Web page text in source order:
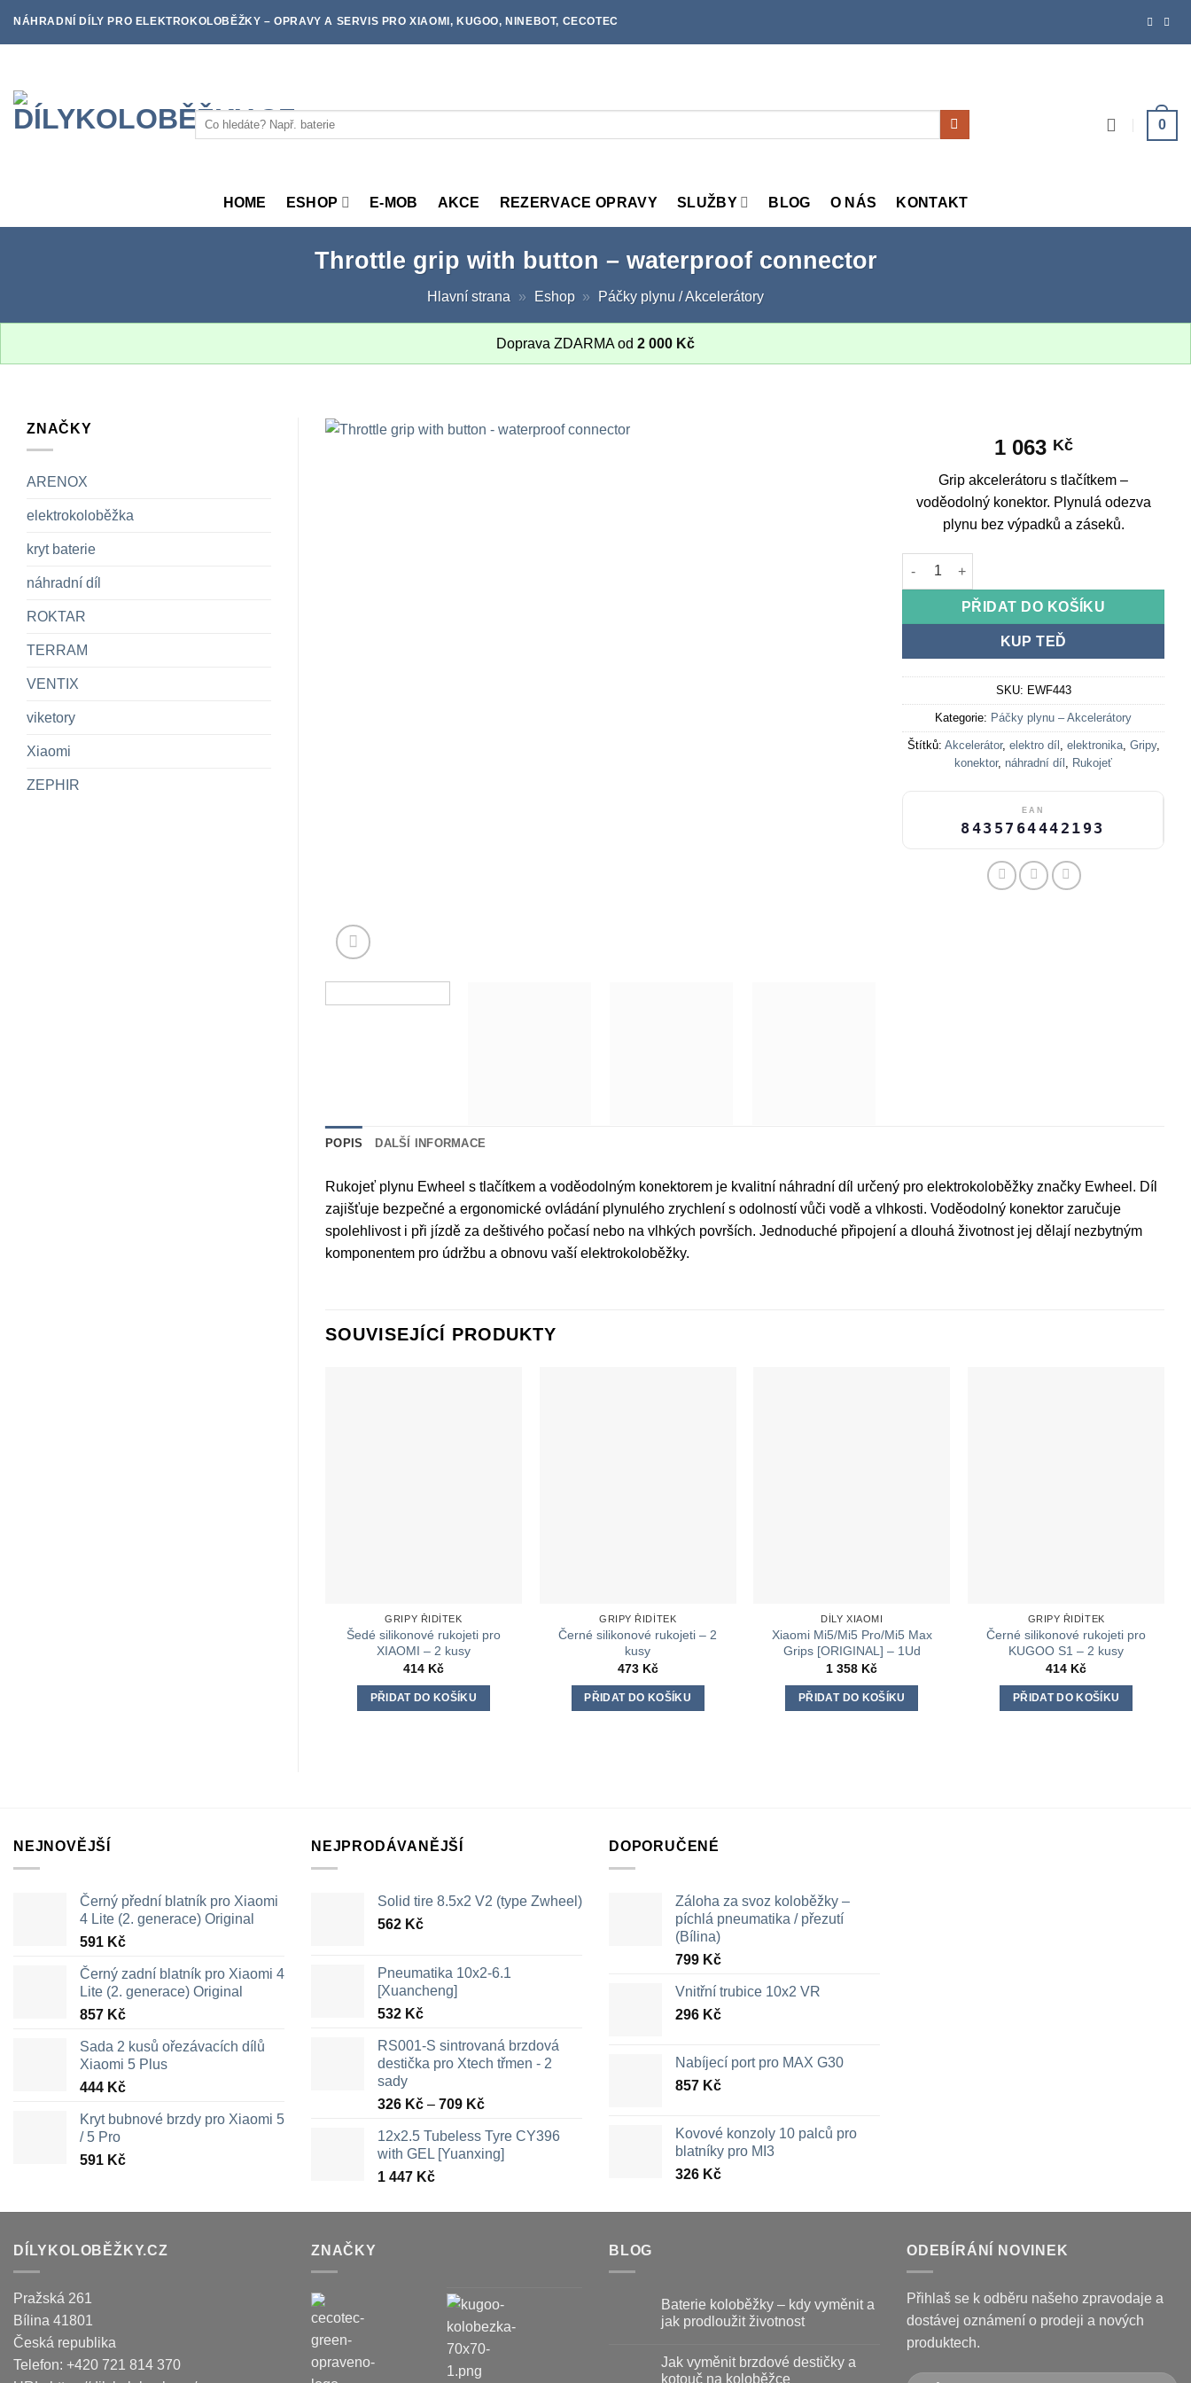
NÁHRADNÍ DÍLY PRO ELEKTROKOLOBĚŽKY – OPRAVY A SERVIS PRO XIAOMI, KUGOO, NINEBOT, CECOTEC
Hledat: 0
HOME ESHOP E-MOB AKCE REZERVACE OPRAVY SLUŽBY BLOG O NÁS KONTAKT
Throttle grip with button – waterproof connector
Hlavní strana » Eshop » Páčky plynu / Akcelerátory
Doprava ZDARMA od 2 000 Kč
ZNAČKY
ARENOX
elektrokoloběžka
kryt baterie
náhradní díl
ROKTAR
TERRAM
VENTIX
viketory
Xiaomi
ZEPHIR
1 063 Kč
Grip akcelerátoru s tlačítkem –
voděodolný konektor. Plynulá odezva
plynu bez výpadků a záseků.
Throttle grip with button - waterproof
PŘIDAT DO KOŠÍKU
KUP TEĎ
SKU: EWF443
Kategorie: Páčky plynu – Akcelerátory
Štítků: Akcelerátor, elektro díl , elektronika, Gripy,
konektor, náhradní díl , Rukojeť
EAN
8435764442193
POPIS DALŠÍ INFORMACE
Rukojeť plynu Ewheel s tlačítkem a voděodolným konektorem je kvalitní náhradní díl určený pro elektrokoloběžky značky Ewheel. Díl
zajišťuje bezpečné a ergonomické ovládání plynulého zrychlení s odolností vůči vodě a vlhkosti. Voděodolný konektor zaručuje
spolehlivost i při jízdě za deštivého počasí nebo na vlhkých površích. Jednoduché připojení a dlouhá životnost jej dělají nezbytným
komponentem pro údržbu a obnovu vaší elektrokoloběžky.
SOUVISEJÍCÍ PRODUKTY
GRIPY ŘIDÍTEK
Šedé silikonové rukojeti pro
XIAOMI – 2 kusy
414 Kč
PŘIDAT DO KOŠÍKU
GRIPY ŘIDÍTEK
Černé silikonové rukojeti – 2
kusy
473 Kč
PŘIDAT DO KOŠÍKU
DÍLY XIAOMI
Xiaomi Mi5/Mi5 Pro/Mi5 Max
Grips [ORIGINAL] – 1Ud
1 358 Kč
PŘIDAT DO KOŠÍKU
GRIPY ŘIDÍTEK
Černé silikonové rukojeti pro
KUGOO S1 – 2 kusy
414 Kč
PŘIDAT DO KOŠÍKU
NEJNOVĚJŠÍ
Černý přední blatník pro Xiaomi
4 Lite (2. generace) Original
591 Kč
Černý zadní blatník pro Xiaomi 4
Lite (2. generace) Original
857 Kč
Sada 2 kusů ořezávacích dílů
Xiaomi 5 Plus
444 Kč
Kryt bubnové brzdy pro Xiaomi 5
/ 5 Pro
591 Kč
NEJPRODÁVANĚJŠÍ
Solid tire 8.5x2 V2 (type Zwheel)
562 Kč
Pneumatika 10x2-6.1
[Xuancheng]
532 Kč
RS001-S sintrovaná brzdová
destička pro Xtech třmen - 2
sady
326 Kč – 709 KčRozpětí
326 Kč
až
12x2.5 Tubeless Tyre CY396
with GEL [Yuanxing]
1 447 Kč
DOPORUČENÉ
Záloha za svoz koloběžky –
píchlá pneumatika / přezutí
(Bílina)
799 Kč
Vnitřní trubice 10x2 VR
296 Kč
Nabíjecí port pro MAX G30
857 Kč
Kovové konzoly 10 palců pro
blatníky pro MI3
326 Kč
DÍLYKOLOBĚŽKY.CZ
Pražská 261
Bílina 41801
Česká republika
Telefon: +420 721 814 370
ZNAČKY BLOG
Baterie koloběžky – kdy vyměnit a
jak prodloužit životnost
textu
Jak vyměnit brzdové destičky a
kotouč na koloběžce
ODEBÍRÁNÍ NOVINEK
Přihlaš se k odběru našeho zpravodaje a
dostávej oznámení o prodeji a nových
produktech.